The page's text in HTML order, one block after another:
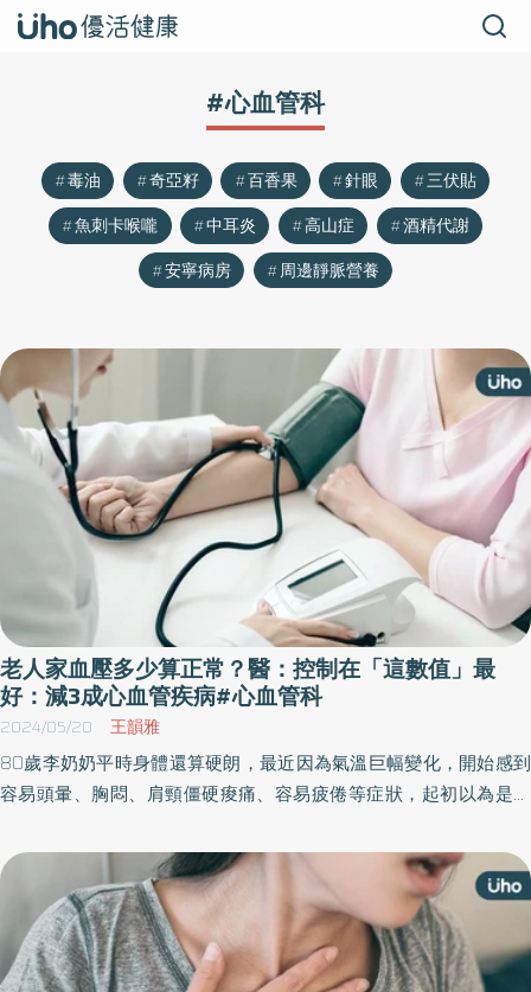
#心血管科
毒油 奇亞籽 百香果 針眼
三伏貼
魚刺卡喉嚨
中耳炎 高山症
酒精代謝
安寧病房
周邊靜脈營養
老人家血壓多少算正常？醫：控制在「這數值」最
好：減3成心血管疾病#心血管科
2024/05/20 王韻雅
80歲李奶奶平時身體還算硬朗，最近因為氣溫巨幅變化，開始感到
容易頭暈、胸悶、肩頸僵硬痠痛、容易疲倦等症狀，起初以為是感
事態不對，緊急送醫治療。就醫時發現李奶奶血壓飆破200／120毫
米汞柱，且檢查發現高血壓同時誘發中風及心肌梗塞發作⋯⋯